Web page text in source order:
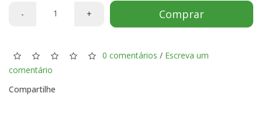
-
+ Comprar
0 comentários / Escreva um
comentário
Compartilhe